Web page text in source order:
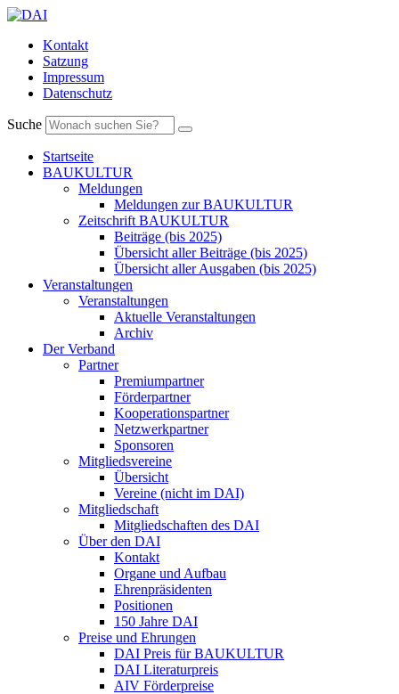
Kontakt
Satzung
Impressum
Datenschutz
Suche
Startseite
BAUKULTUR
Meldungen
Meldungen zur BAUKULTUR
Zeitschrift BAUKULTUR
Beiträge (bis 2025)
Übersicht aller Beiträge (bis 2025)
Übersicht aller Ausgaben (bis 2025)
Veranstaltungen
Veranstaltungen
Aktuelle Veranstaltungen
Archiv
Der Verband
Partner
Premiumpartner
Förderpartner
Kooperationspartner
Netzwerkpartner
Sponsoren
Mitgliedsvereine
Übersicht
Vereine (nicht im DAI)
Mitgliedschaft
Mitgliedschaften des DAI
Über den DAI
Kontakt
Organe und Aufbau
Ehrenpräsidenten
Positionen
150 Jahre DAI
Preise und Ehrungen
DAI Preis für BAUKULTUR
DAI Literaturpreis
AIV Förderpreise